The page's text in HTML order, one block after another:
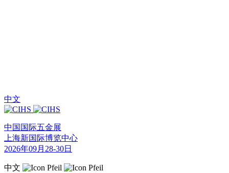
中文
中国国际五金展
上海新国际博览中心
2026年09月28-30日
中文